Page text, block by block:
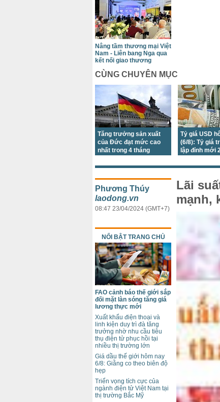
Nâng tầm thương mại Việt
Nam - Liên bang Nga qua
kết nối giao thương
CÙNG CHUYÊN MỤC
Tăng trưởng sản xuất
của Đức đạt mức cao
nhất trong 4 tháng
Tỷ giá USD
(6/8): Tỷ giá
lập đỉnh mới
thấp nhất 7
Lãi
mạnh,
Phương Thúy
laodong.vn
08:47 23/04/2024 (GMT+7)
NỔI BẬT TRANG CHỦ
FAO cảnh báo thế giới sắp
đối mặt làn sóng tăng giá
lương thực mới
Xuất khẩu điện thoại và
linh kiện duy trì đà tăng
trưởng nhờ nhu cầu tiêu
thụ điện tử phục hồi tại
nhiều thị trường lớn
Giá dầu thế giới hôm nay
6/8: Giằng co theo biên độ
hẹp
Triển vọng tích cực của
ngành điện tử Việt Nam tại
thị trường Bắc Mỹ